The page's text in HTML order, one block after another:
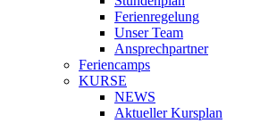
Ferienregelung
Unser Team
Ansprechpartner
Feriencamps
KURSE
NEWS
Aktueller Kursplan